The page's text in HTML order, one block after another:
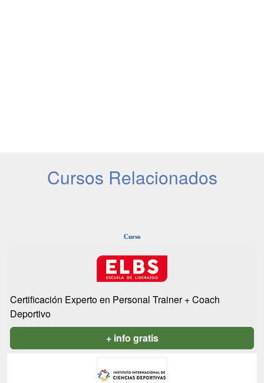
Cursos Relacionados
Curso
Certificación Experto en Personal Trainer + Coach
Deportivo
+ info gratis